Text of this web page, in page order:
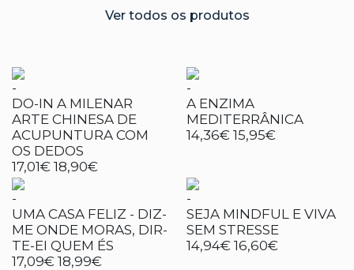
Ver todos os produtos
-
DO-IN A MILENAR
ARTE CHINESA DE
ACUPUNTURA COM
OS DEDOS
17,01€ 18,90€
-
A ENZIMA
MEDITERRÂNICA
14,36€ 15,95€
-
UMA CASA FELIZ - DIZ-
ME ONDE MORAS, DIR-
TE-EI QUEM ÉS
17,09€ 18,99€
-
SEJA MINDFUL E VIVA
SEM STRESSE
14,94€ 16,60€